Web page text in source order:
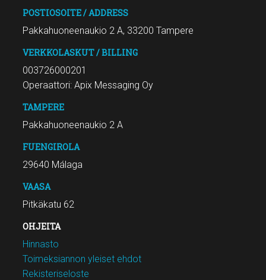
POSTIOSOITE / ADDRESS
Pakkahuoneenaukio 2 A, 33200 Tampere
VERKKOLASKUT / BILLING
003726000201
Operaattori: Apix Messaging Oy
TAMPERE
Pakkahuoneenaukio 2 A
FUENGIROLA
29640 Málaga
VAASA
Pitkäkatu 62
OHJEITA
Hinnasto
Toimeksiannon yleiset ehdot
Rekisteriseloste